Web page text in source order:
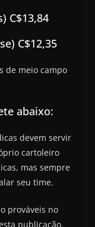
C$13,84
C$12,35
de meio campo
abaixo:
devem servir
cartoleiro
mas sempre
seu time.
prováveis no
publicação.